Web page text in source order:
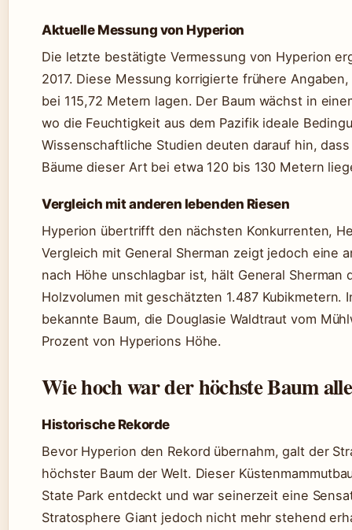
Aktuelle Messung von Hyperion
Die letzte bestätigte Vermessung von Hyperion
2017. Diese Messung korrigierte frühere
bei 115,72 Metern lagen. Der Baum wächst in
wo die Feuchtigkeit aus dem Pazifik ideale
Wissenschaftliche Studien deuten darauf hin,
Bäume dieser Art bei etwa 120 bis 130 Metern
Vergleich mit anderen lebenden Riesen
Hyperion übertrifft den nächsten Konkurrenten,
Vergleich mit General Sherman zeigt jedoch eine
nach Höhe unschlagbar ist, hält General
Holzvolumen mit geschätzten 1.487
bekannte Baum, die Douglasie Waldtraut vom
Prozent von Hyperions Höhe.
Wie hoch war der höchste Baum
Historische Rekorde
Bevor Hyperion den Rekord übernahm, galt der
höchster Baum der Welt. Dieser
State Park entdeckt und war seinerzeit eine
Stratosphere Giant jedoch nicht mehr stehend